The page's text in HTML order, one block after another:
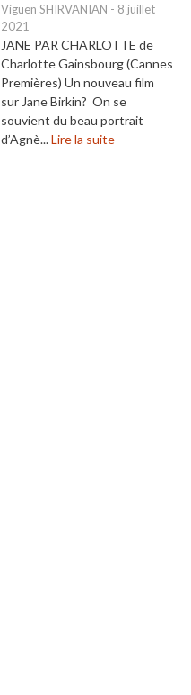
Viguen SHIRVANIAN - 8 juillet
2021
JANE PAR CHARLOTTE de
Charlotte Gainsbourg (Cannes
Premières) Un nouveau film
sur Jane Birkin? On se
souvient du beau portrait
d’Agnè...Lire la suite